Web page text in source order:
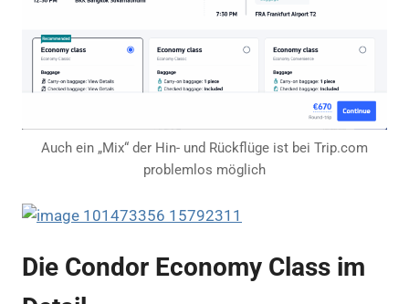
Auch ein „Mix“ der Hin- und Rückflüge ist bei Trip.com
problemlos möglich
Die Condor Economy Class im